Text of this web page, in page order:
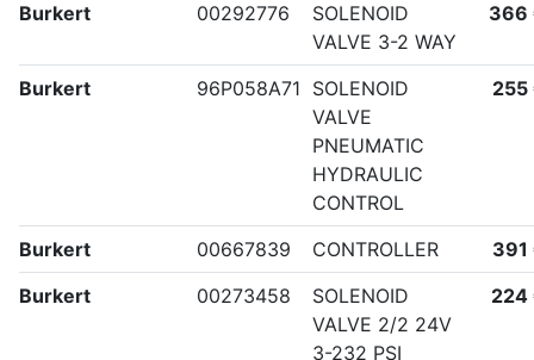
Burkert 00292776
SOLENOID
VALVE 3-2 WAY
366
Burkert 96P058A71 SOLENOID
VALVE
PNEUMATIC
HYDRAULIC
CONTROL
255
Burkert 00667839 CONTROLLER
391
Burkert
00273458
SOLENOID
VALVE 2/2 24V
3-232 PSI
224